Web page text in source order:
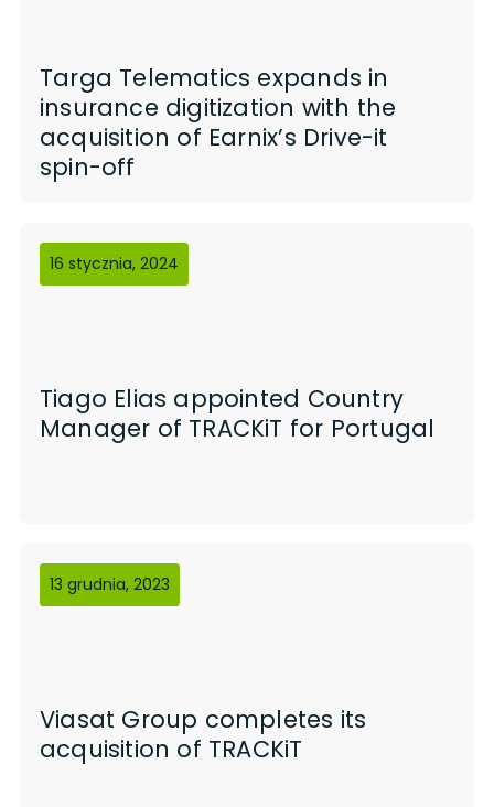
Targa Telematics expands in
insurance digitization with the
acquisition of Earnix’s Drive-it
spin-off
16 stycznia, 2024
Tiago Elias appointed Country
Manager of TRACKiT for Portugal
13 grudnia, 2023
Viasat Group completes its
acquisition of TRACKiT